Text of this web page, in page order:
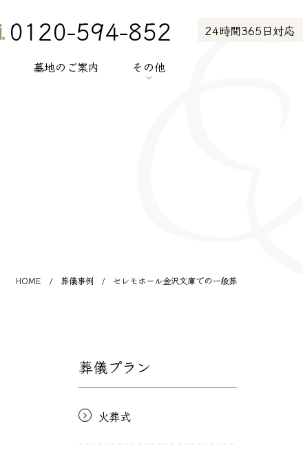
0120-594-852 24時間365日対応
墓地のご案内 その他
> サイトポリシー
HOME / 葬儀事例 / セレモホール金沢文庫での一般葬
葬儀プラン
火葬式